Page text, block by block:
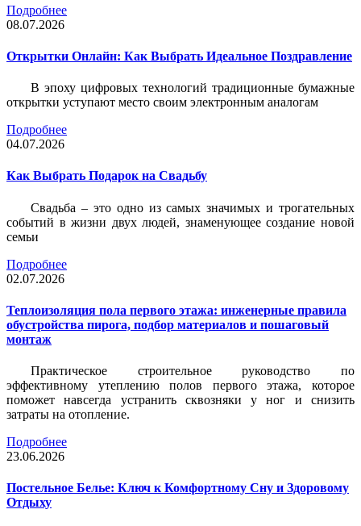
Подробнее
08.07.2026
Открытки Онлайн: Как Выбрать Идеальное Поздравление
В эпоху цифровых технологий традиционные бумажные
открытки уступают место своим электронным аналогам
Подробнее
04.07.2026
Как Выбрать Подарок на Свадьбу
Свадьба – это одно из самых значимых и трогательных
событий в жизни двух людей, знаменующее создание новой
семьи
Подробнее
02.07.2026
Теплоизоляция пола первого этажа: инженерные правила
обустройства пирога, подбор материалов и пошаговый
монтаж
Практическое строительное руководство по
эффективному утеплению полов первого этажа, которое
поможет навсегда устранить сквозняки у ног и снизить
затраты на отопление.
Подробнее
23.06.2026
Постельное Белье: Ключ к Комфортному Сну и Здоровому
Отдыху